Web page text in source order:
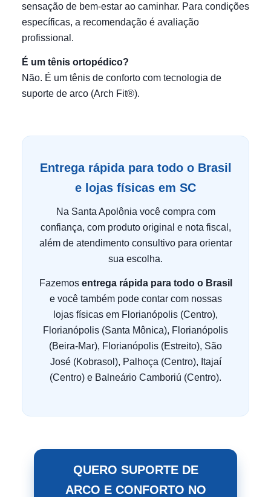
sensação de bem-estar ao caminhar. Para condições
específicas, a recomendação é avaliação
profissional.
É um tênis ortopédico?
Não. É um tênis de conforto com tecnologia de
suporte de arco (Arch Fit®).
Entrega rápida para todo o Brasil
e lojas físicas em SC
Na Santa Apolônia você compra com
confiança, com produto original e nota fiscal,
além de atendimento consultivo para orientar
sua escolha.
Fazemos entrega rápida para todo o Brasil
e você também pode contar com nossas
lojas físicas em Florianópolis (Centro),
Florianópolis (Santa Mônica), Florianópolis
(Beira-Mar), Florianópolis (Estreito), São
José (Kobrasol), Palhoça (Centro), Itajaí
(Centro) e Balneário Camboriú (Centro).
QUERO SUPORTE DE
ARCO E CONFORTO NO